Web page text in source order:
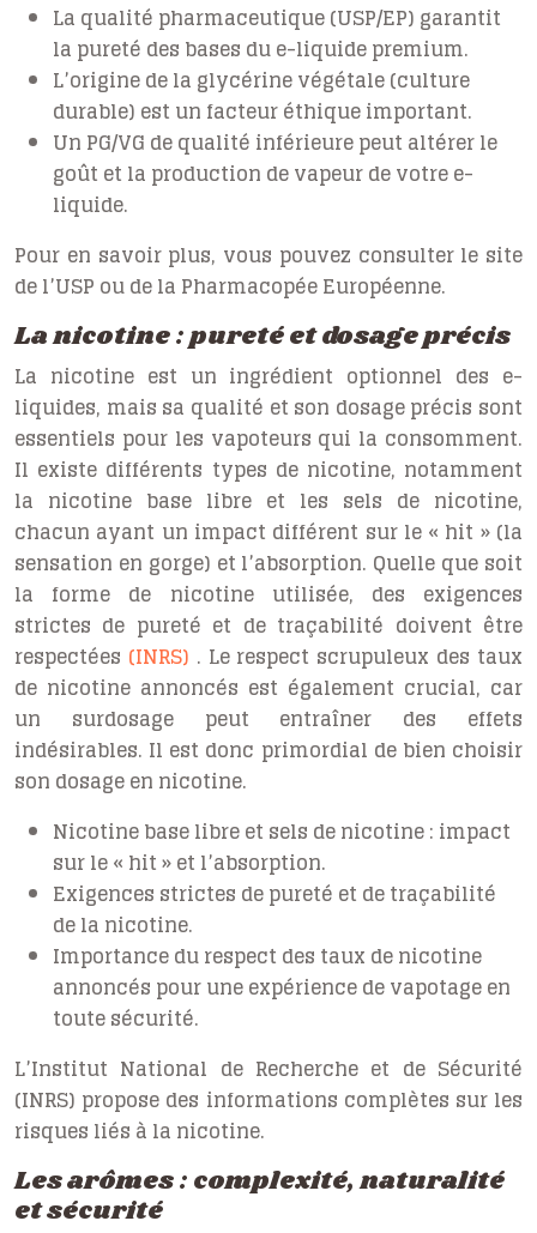
La qualité pharmaceutique (USP/EP) garantit
la pureté des bases du e-liquide premium.
L’origine de la glycérine végétale (culture
durable) est un facteur éthique important.
Un PG/VG de qualité inférieure peut altérer le
goût et la production de vapeur de votre e-
liquide.
Pour en savoir plus, vous pouvez consulter le site
de l’USP ou de la Pharmacopée Européenne.
La nicotine : pureté et dosage précis
La nicotine est un ingrédient optionnel des e-
liquides, mais sa qualité et son dosage précis sont
essentiels pour les vapoteurs qui la consomment.
Il existe différents types de nicotine, notamment
la nicotine base libre et les sels de nicotine,
chacun ayant un impact différent sur le « hit » (la
sensation en gorge) et l’absorption. Quelle que soit
la forme de nicotine utilisée, des exigences
strictes de pureté et de traçabilité doivent être
respectées (INRS) . Le respect scrupuleux des taux
de nicotine annoncés est également crucial, car
un surdosage peut entraîner des effets
indésirables. Il est donc primordial de bien choisir
son dosage en nicotine.
Nicotine base libre et sels de nicotine : impact
sur le « hit » et l’absorption.
Exigences strictes de pureté et de traçabilité
de la nicotine.
Importance du respect des taux de nicotine
annoncés pour une expérience de vapotage en
toute sécurité.
L’Institut National de Recherche et de Sécurité
(INRS) propose des informations complètes sur les
risques liés à la nicotine.
Les arômes : complexité, naturalité
et sécurité